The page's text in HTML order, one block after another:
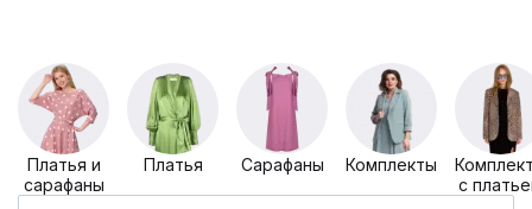
Платья и
сарафаны
Платья Сарафаны Комплекты
с